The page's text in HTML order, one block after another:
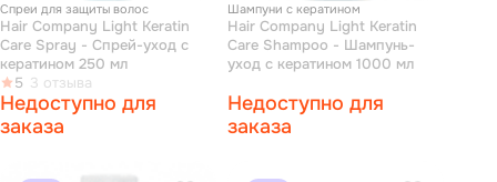
Спреи для защиты волос
Hair Company Light Keratin
Care Spray - Спрей-уход с
кератином 250 мл
5 3 отзыва
Недоступно для
заказа
Шампуни с кератином
Hair Company Light Keratin
Care Shampoo - Шампунь-
уход с кератином 1000 мл
Недоступно для
заказа